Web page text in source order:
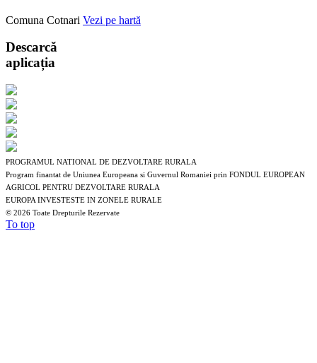
Comuna Cotnari Vezi pe hartă
Descarcă
aplicația
PROGRAMUL NATIONAL DE DEZVOLTARE RURALA
Program finantat de Uniunea Europeana si Guvernul Romaniei prin FONDUL EUROPEAN
AGRICOL PENTRU DEZVOLTARE RURALA
EUROPA INVESTESTE IN ZONELE RURALE
© 2026 Toate Drepturile Rezervate
To top